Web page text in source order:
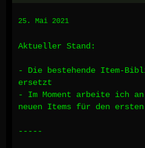
25. Mai 2021
Aktueller Stand:
- Die bestehende Item-
ersetzt
- Im Moment arbeite ich
neuen Items für den ersten
-----